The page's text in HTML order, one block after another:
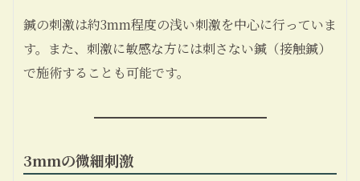
鍼の刺激は約3mm程度の浅い刺激を中心に行っていま
す。また、刺激に敏感な方には刺さない鍼（接触鍼）
で施術することも可能です。
3mmの微細刺激